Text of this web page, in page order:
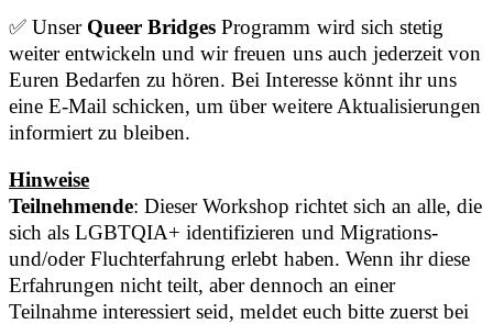
✅ Unser Queer Bridges Programm wird sich stetig
weiter entwickeln und wir freuen uns auch jederzeit von
Euren Bedarfen zu hören. Bei Interesse könnt ihr uns
eine E-Mail schicken, um über weitere Aktualisierungen
informiert zu bleiben.
Hinweise
Teilnehmende: Dieser Workshop richtet sich an alle, die
sich als LGBTQIA+ identifizieren und Migrations-
und/oder Fluchterfahrung erlebt haben. Wenn ihr diese
Erfahrungen nicht teilt, aber dennoch an einer
Teilnahme interessiert seid, meldet euch bitte zuerst bei